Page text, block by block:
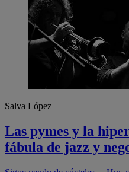
Salva López
Las pymes y la
fábula de jazz y